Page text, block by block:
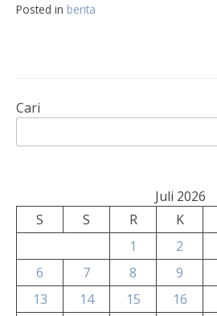
Posted in berita
Cari
Juli 2026
S
S R K
1
2
6
7 8 9
13
14 15 16